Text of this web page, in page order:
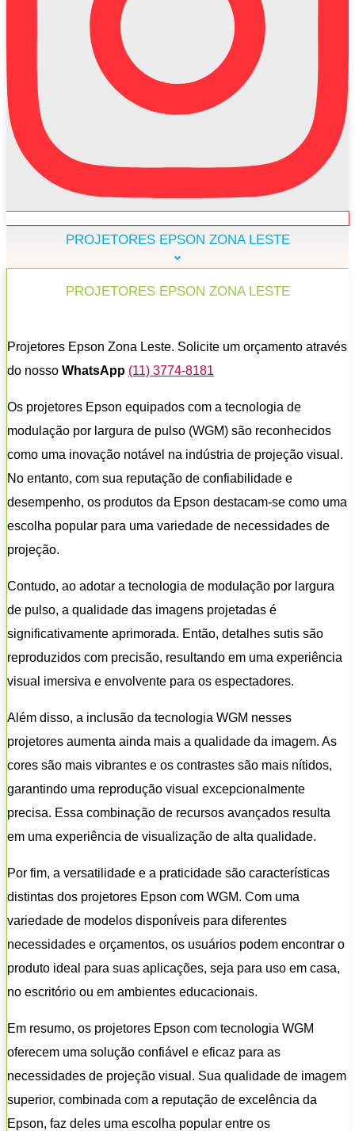
PROJETORES EPSON ZONA LESTE
PROJETORES EPSON ZONA LESTE
Projetores Epson Zona Leste. Solicite um orçamento através
do nosso WhatsApp (11) 3774-8181
Os projetores Epson equipados com a tecnologia de
modulação por largura de pulso (WGM) são reconhecidos
como uma inovação notável na indústria de projeção visual.
No entanto, com sua reputação de confiabilidade e
desempenho, os produtos da Epson destacam-se como uma
escolha popular para uma variedade de necessidades de
projeção.
Contudo, ao adotar a tecnologia de modulação por largura
de pulso, a qualidade das imagens projetadas é
significativamente aprimorada. Então, detalhes sutis são
reproduzidos com precisão, resultando em uma experiência
visual imersiva e envolvente para os espectadores.
Além disso, a inclusão da tecnologia WGM nesses
projetores aumenta ainda mais a qualidade da imagem. As
cores são mais vibrantes e os contrastes são mais nítidos,
garantindo uma reprodução visual excepcionalmente
precisa. Essa combinação de recursos avançados resulta
em uma experiência de visualização de alta qualidade.
Por fim, a versatilidade e a praticidade são características
distintas dos projetores Epson com WGM. Com uma
variedade de modelos disponíveis para diferentes
necessidades e orçamentos, os usuários podem encontrar o
produto ideal para suas aplicações, seja para uso em casa,
no escritório ou em ambientes educacionais.
Em resumo, os projetores Epson com tecnologia WGM
oferecem uma solução confiável e eficaz para as
necessidades de projeção visual. Sua qualidade de imagem
superior, combinada com a reputação de excelência da
Epson, faz deles uma escolha popular entre os